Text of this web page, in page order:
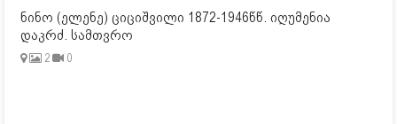
ნინო (ელენე) ციციშვილი 1872-1946წწ. იღუმენია
დაკრძ. სამთვრო
2 0